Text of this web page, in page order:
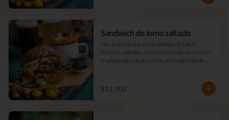
Sandwich de lomo saltado
Pan brioche con lomo saltado (o tofu),
tomate, cebollín, cebolla morada, pimentón
y salsa especial peruana, acompañado de
salsa.
$11.900